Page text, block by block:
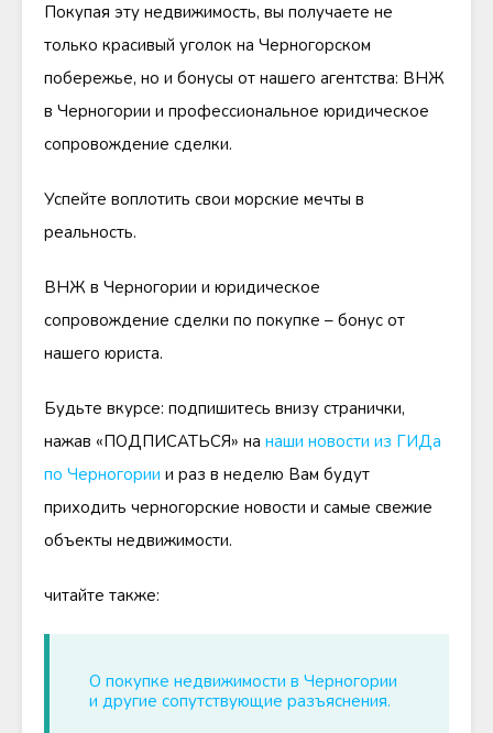
Покупая эту недвижимость, вы получаете не
только красивый уголок на Черногорском
побережье, но и бонусы от нашего агентства: ВНЖ
в Черногории и профессиональное юридическое
сопровождение сделки.
Успейте воплотить свои морские мечты в
реальность.
ВНЖ в Черногории и юридическое
сопровождение сделки по покупке – бонус от
нашего юриста.
Будьте вкурсе: подпишитесь внизу странички,
нажав «ПОДПИСАТЬСЯ» на наши новости из ГИДа
по Черногории и раз в неделю Вам будут
приходить черногорские новости и самые свежие
объекты недвижимости.
читайте также:
О покупке недвижимости в Черногории
и другие сопутствующие разъяснения.